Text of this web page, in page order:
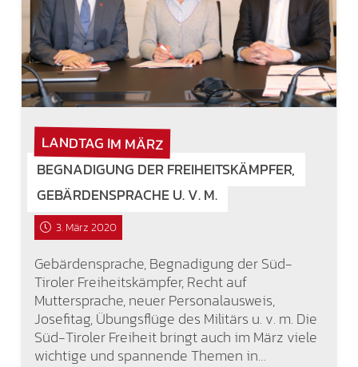
LANDTAG IM MÄRZ
BEGNADIGUNG DER FREIHEITSKÄMPFER,
GEBÄRDENSPRACHE U. V. M.
3. März 2020
Gebärdensprache, Begnadigung der Süd-
Tiroler Freiheitskämpfer, Recht auf
Muttersprache, neuer Personalausweis,
Josefitag, Übungsflüge des Militärs u. v. m. Die
Süd-Tiroler Freiheit bringt auch im März viele
wichtige und spannende Themen in…